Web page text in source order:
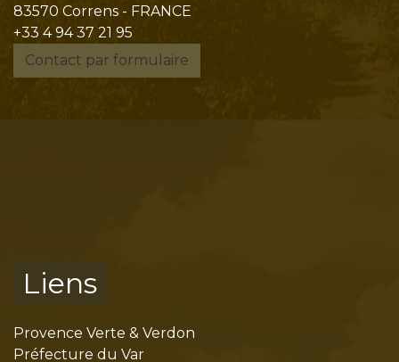
83570 Correns - FRANCE
+33 4 94 37 21 95
Contact par formulaire
Liens
Provence Verte & Verdon
Préfecture du Var